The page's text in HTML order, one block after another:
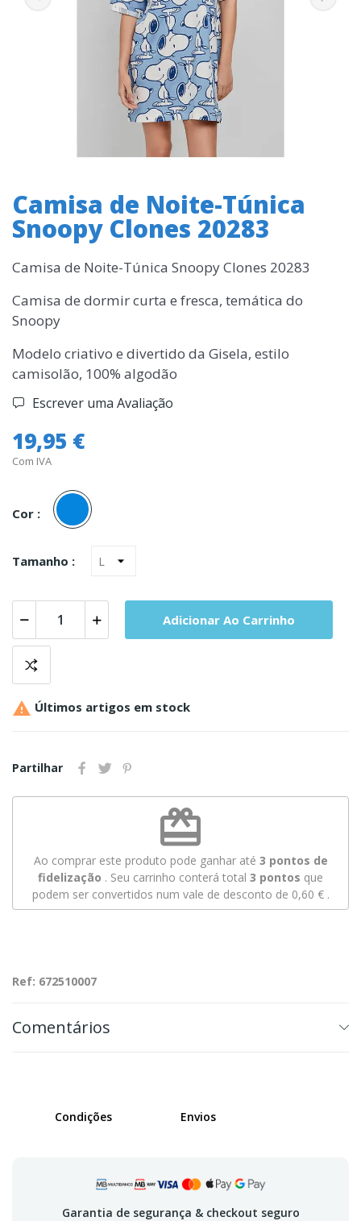
Camisa de Noite-Túnica
Snoopy Clones 20283
Camisa de Noite-Túnica Snoopy Clones 20283
Camisa de dormir curta e fresca, temática do
Snoopy
Modelo criativo e divertido da Gisela, estilo
camisolão, 100% algodão
Escrever uma Avaliação
19,95 €
Com IVA
Cor :
Azul
Tamanho :
Adicionar Ao Carrinho
 Últimos artigos em stock
Partilhar
redeem
Ao comprar este produto pode ganhar até 3 pontos de
fidelização . Seu carrinho conterá total 3 pontos que
podem ser convertidos num vale de desconto de 0,60 €.
Ref: 672510007
Comentários
Condições Envios
Garantia de segurança & checkout seguro